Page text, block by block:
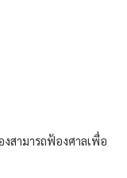
สามารถฟ้องศาลเพื่อ